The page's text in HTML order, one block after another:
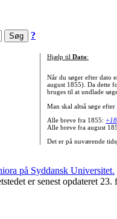
?
Hjælp til Dato:
Når du søger efter dato
august 1855). Da dette
bruges til at undlade
Man skal altså søge efter
Alle breve fra 1855:
Alle breve fra august
Det er på nuværende
er senest opdateret 23.